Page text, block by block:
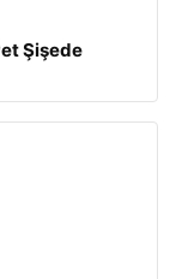
Şişede